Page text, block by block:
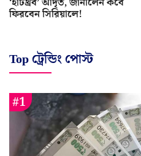
ফিরবেন সিরিয়ালে!
Top ট্রেন্ডিং পোস্ট